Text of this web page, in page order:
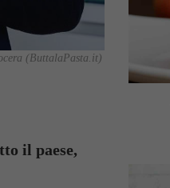
(ButtalaPasta.it)
il paese,